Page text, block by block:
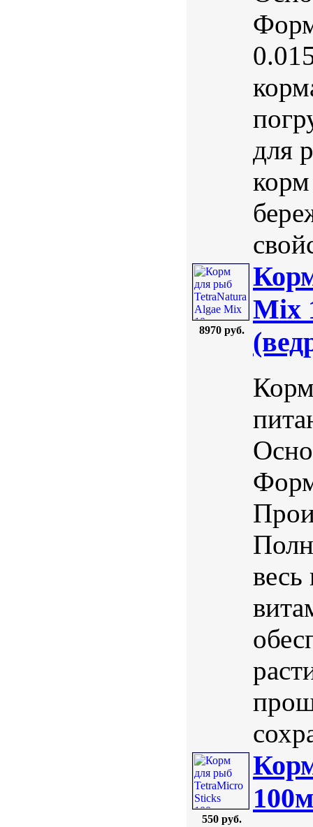
для
8970 руб.
Mix
550 руб.